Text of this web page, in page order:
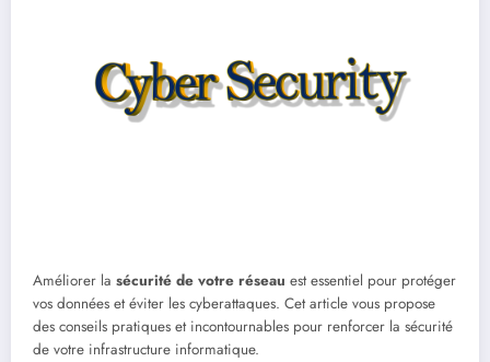
Améliorer la sécurité de votre réseau est essentiel pour protéger
vos données et éviter les cyberattaques. Cet article vous propose
des conseils pratiques et incontournables pour renforcer la sécurité
de votre infrastructure informatique.